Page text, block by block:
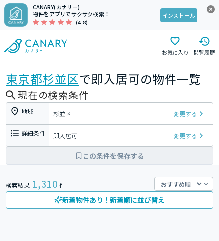
CANARY(カナリー)
物件をアプリでサクサク検索！
(4.8)
インストール
お気に入り 閲覧履歴
東京都杉並区で即入居可の物件一覧
現在の検索条件
地域 杉並区 変更する
詳細条件 即入居可 変更する
この条件を保存する
検索結果 1,310 件
新着物件あり！新着順に並び替え